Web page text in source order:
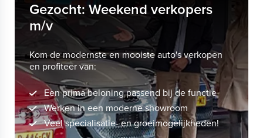
Gezocht: Weekend verkopers
m/v
Kom de modernste en mooiste auto's verkopen
en profiteer van:
Een prima beloning passend bij de functie
Werken in een moderne showroom
Veel specialisatie- en groeimogelijkheden!